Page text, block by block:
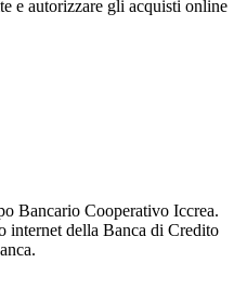
e autorizzare gli acquisti online
Bancario Cooperativo Iccrea.
internet della Banca di Credito